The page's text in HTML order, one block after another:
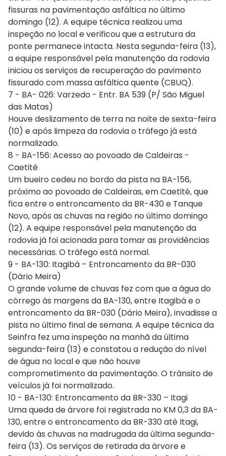
fissuras na pavimentação asfáltica no último
domingo (12). A equipe técnica realizou uma
inspeção no local e verificou que a estrutura da
ponte permanece intacta. Nesta segunda-feira (13),
a equipe responsável pela manutenção da rodovia
iniciou os serviços de recuperação do pavimento
fissurado com massa asfáltica quente (CBUQ).
7 - BA- 026: Varzedo - Entr. BA 539 (P/ São Miguel
das Matas)
Houve deslizamento de terra na noite de sexta-feira
(10) e após limpeza da rodovia o tráfego já está
normalizado.
8 - BA-156: Acesso ao povoado de Caldeiras -
Caetité
Um bueiro cedeu no bordo da pista na BA-156,
próximo ao povoado de Caldeiras, em Caetité, que
fica entre o entroncamento da BR-430 e Tanque
Novo, após as chuvas na região no último domingo
(12). A equipe responsável pela manutenção da
rodovia já foi acionada para tomar as providências
necessárias. O tráfego está normal.
9 - BA-130: Itagibá – Entroncamento da BR-030
(Dário Meira)
O grande volume de chuvas fez com que a água do
córrego às margens da BA-130, entre Itagibá e o
entroncamento da BR-030 (Dário Meira), invadisse a
pista no último final de semana. A equipe técnica da
Seinfra fez uma inspeção na manhã da última
segunda-feira (13) e constatou a redução do nível
de água no local e que não houve
comprometimento da pavimentação. O trânsito de
veículos já foi normalizado.
10 - BA-130: Entroncamento da BR-330 – Itagi
Uma queda de árvore foi registrada no KM 0,3 da BA-
130, entre o entroncamento da BR-330 até Itagi,
devido às chuvas na madrugada da última segunda-
feira (13). Os serviços de retirada da árvore e